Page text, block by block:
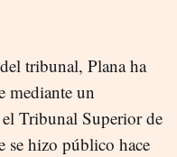
tribunal, Plana ha
mediante un
Tribunal Superior de
se hizo público hace